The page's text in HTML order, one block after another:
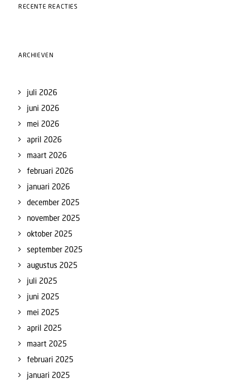
RECENTE REACTIES
ARCHIEVEN
juli 2026
juni 2026
mei 2026
april 2026
maart 2026
februari 2026
januari 2026
december 2025
november 2025
oktober 2025
september 2025
augustus 2025
juli 2025
juni 2025
mei 2025
april 2025
maart 2025
februari 2025
januari 2025